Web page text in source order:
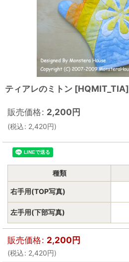
ティアレのミトン [HQMIT_TIA]
販売価格: 2,200円
(税込: 2,420円)
種類
右手用(TOP写真)
左手用(下部写真)
販売価格: 2,200円
(税込: 2,420円)